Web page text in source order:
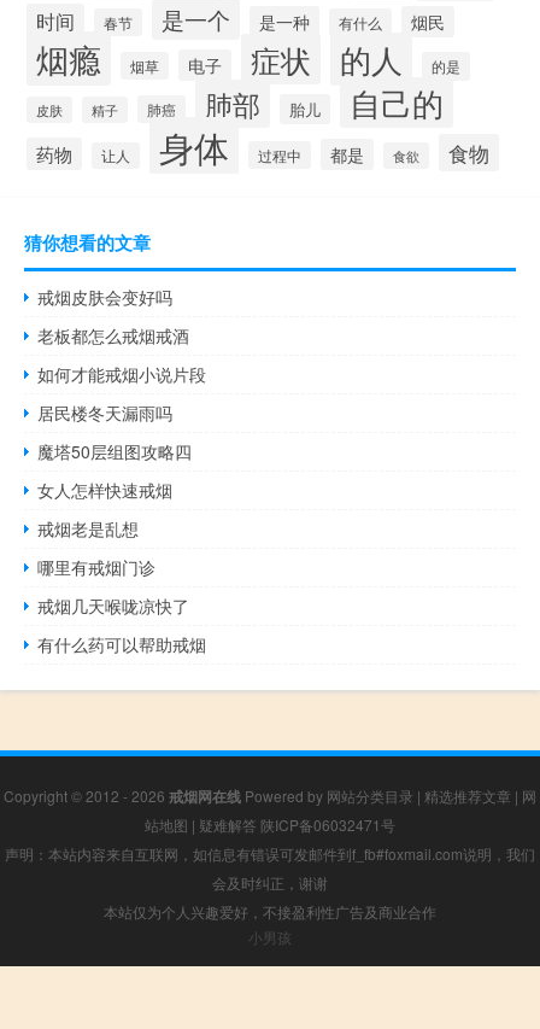
时间 春节 是一个 是一种 有什么 烟民
烟瘾 烟草 电子 症状 的人 的是
皮肤 精子 肺癌 肺部 胎儿 自己的
药物 让人 身体 过程中 都是 食欲 食物
猜你想看的文章
戒烟皮肤会变好吗
老板都怎么戒烟戒酒
如何才能戒烟小说片段
居民楼冬天漏雨吗
魔塔50层组图攻略四
女人怎样快速戒烟
戒烟老是乱想
哪里有戒烟门诊
戒烟几天喉咙凉快了
有什么药可以帮助戒烟
Copyright © 2012 - 2026 戒烟网在线 Powered by 网站分类目录 | 精选推荐文章 | 网
站地图 | 疑难解答 陕ICP备06032471号
声明：本站内容来自互联网，如信息有错误可发邮件到f_fb#foxmail.com说明，我们
会及时纠正，谢谢
本站仅为个人兴趣爱好，不接盈利性广告及商业合作
小男孩